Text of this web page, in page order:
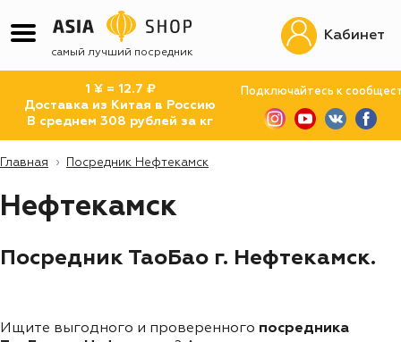
самый лучший посредник
1 ¥ = 12.7 ₽
Доставка из Китая в Россию
В среднем 308 рублей за кг
Подключайтесь к
Кабинет
Главная Посредник Нефтекамск
Нефтекамск
Посредник ТаоБао г. Нефтекамск.
Ищите выгодного и проверенного посредника